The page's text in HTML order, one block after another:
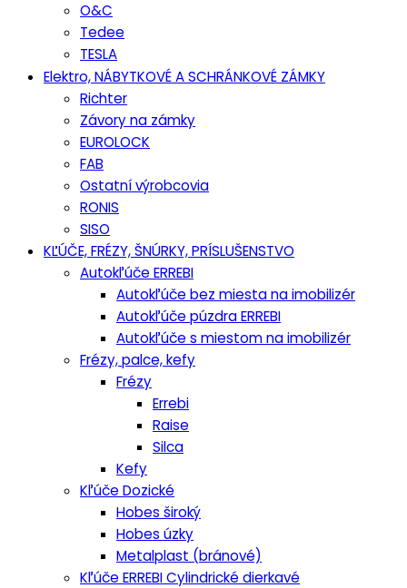
O&C
Tedee
TESLA
Elektro, NÁBYTKOVÉ A SCHRÁNKOVÉ ZÁMKY
Richter
Závory na zámky
EUROLOCK
FAB
Ostatní výrobcovia
RONIS
SISO
KĽÚČE, FRÉZY, ŠNÚRKY, PRÍSLUŠENSTVO
Autokľúče ERREBI
Autokľúče bez miesta na imobilizér
Autokľúče púzdra ERREBI
Autokľúče s miestom na imobilizér
Frézy, palce, kefy
Frézy
Errebi
Raise
Silca
Kefy
Kľúče Dozické
Hobes široký
Hobes úzky
Metalplast (bránové)
Kľúče ERREBI Cylindrické dierkavé